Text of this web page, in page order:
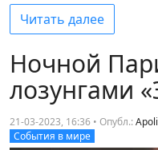
Читать далее
Ночной
лозунгами
21-03-2023, 16:36 • Опубл.:
События в мире